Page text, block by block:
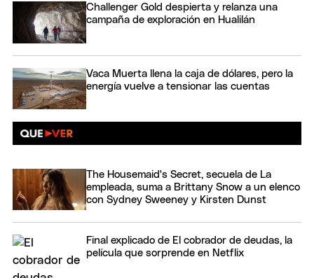
Challenger Gold despierta y relanza una
campaña de exploración en Hualilán
Vaca Muerta llena la caja de dólares, pero la
energía vuelve a tensionar las cuentas
The Housemaid's Secret, secuela de La
empleada, suma a Brittany Snow a un elenco
con Sydney Sweeney y Kirsten Dunst
Final explicado de El cobrador de deudas, la
película que sorprende en Netflix